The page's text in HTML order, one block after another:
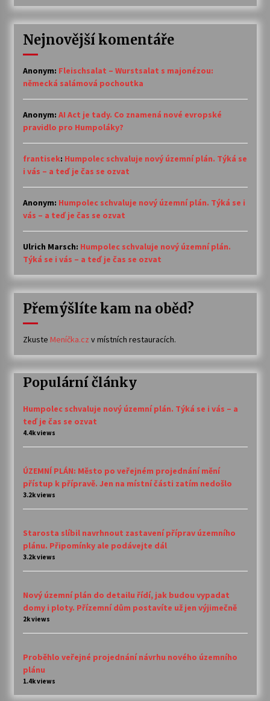
Nejnovější komentáře
Anonym: Fleischsalat – Wurstsalat s majonézou:
německá salámová pochoutka
Anonym: AI Act je tady. Co znamená nové evropské
pravidlo pro Humpoláky?
frantisek: Humpolec schvaluje nový územní plán. Týká se
i vás – a teď je čas se ozvat
Anonym: Humpolec schvaluje nový územní plán. Týká se i
vás – a teď je čas se ozvat
Ulrich Marsch: Humpolec schvaluje nový územní plán.
Týká se i vás – a teď je čas se ozvat
Přemýšlíte kam na oběd?
Zkuste Meníčka.cz v místních restauracích.
Populární články
Humpolec schvaluje nový územní plán. Týká se i vás – a
teď je čas se ozvat
4.4k views
ÚZEMNÍ PLÁN: Město po veřejném projednání mění
přístup k přípravě. Jen na místní části zatím nedošlo
3.2k views
Starosta slíbil navrhnout zastavení příprav územního
plánu. Připomínky ale podávejte dál
3.2k views
Nový územní plán do detailu řídí, jak budou vypadat
domy i ploty. Přízemní dům postavíte už jen výjimečně
2k views
Proběhlo veřejné projednání návrhu nového územního
plánu
1.4k views